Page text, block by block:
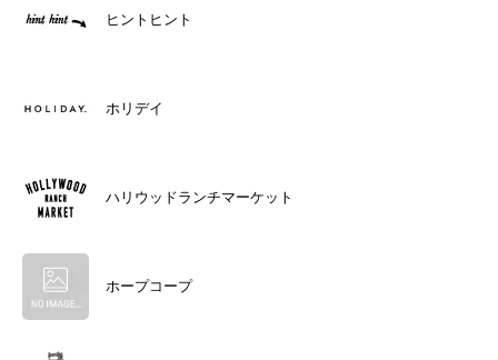
ヒントヒント
ホリデイ
ハリウッドランチマーケット
ホープコープ